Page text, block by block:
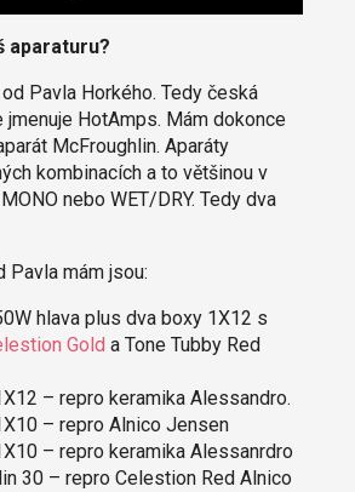
aparaturu?
od Pavla Horkého. Tedy česká
jmenuje HotAmps. Mám dokonce
McFroughlin. Aparáty
kombinacích a to většinou v
nebo WET/DRY. Tedy dva
Pavla mám jsou:
hlava plus dva boxy 1X12 s
Gold a Tone Tubby Red
– repro keramika Alessandro.
– repro Alnico Jensen
– repro keramika Alessanrdro
30 – repro Celestion Red Alnico